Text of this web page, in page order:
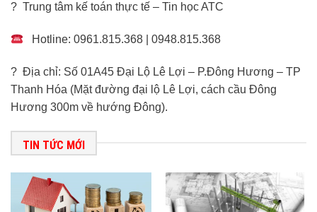
? Trung tâm kế toán thực tế – Tin học ATC
Hotline: 0961.815.368 | 0948.815.368
? Địa chỉ: Số 01A45 Đại Lộ Lê Lợi – P.Đông Hương – TP
Thanh Hóa (Mặt đường đại lộ Lê Lợi, cách cầu Đông
Hương 300m về hướng Đông).
TIN TỨC MỚI